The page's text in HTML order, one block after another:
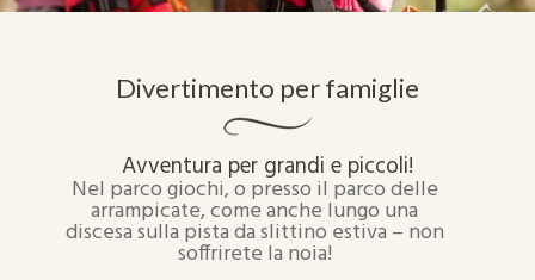
Divertimento per famiglie
Avventura per grandi e piccoli!
Nel parco giochi, o presso il parco delle
arrampicate, come anche lungo una
discesa sulla pista da slittino estiva – non
soffrirete la noia!